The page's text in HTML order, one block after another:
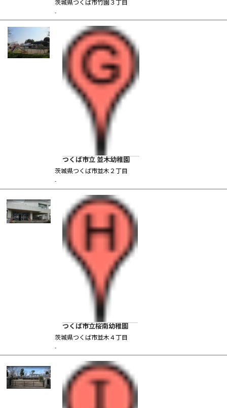
茨城県つくば市竹園３丁目
-
つくば市立 並木幼稚園
茨城県つくば市並木２丁目
-
つくば市立桜南幼稚園
茨城県つくば市並木４丁目
-